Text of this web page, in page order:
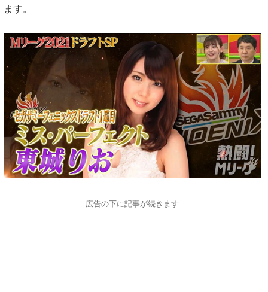
ます。
広告の下に記事が続きます